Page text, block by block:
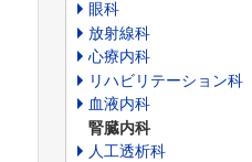
眼科
放射線科
心療内科
リハビリテーション科
血液内科
腎臓内科
人工透析科